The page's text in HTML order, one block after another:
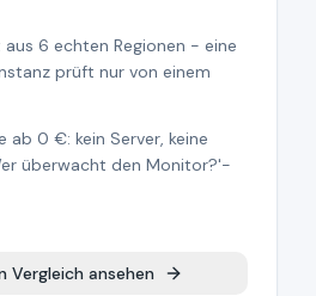
6 echten Regionen - eine
prüft nur von einem
ab 0 €: kein Server, keine
überwacht den Monitor?'-
Vergleich ansehen